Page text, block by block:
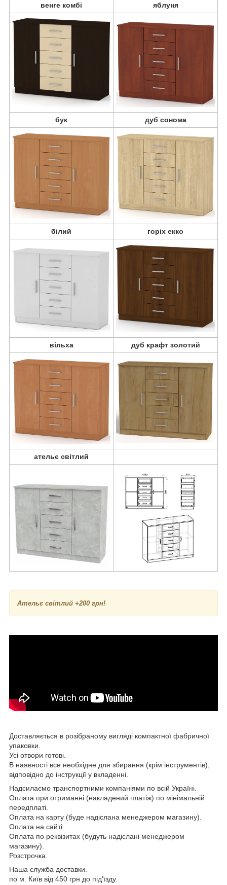
венге комбі яблуня
бук дуб сонома
білий горіх екко
вільха дуб крафт золотий
ательє світлий
Ательє світлий +200 грн!
Доставляється в розібраному вигляді компактної фабричної
упаковки.
Усі отвори готові.
В наявності все необхідне для збирання (крім інструментів),
відповідно до інструкції у вкладенні.
Надсилаємо транспортними компаніями по всій Україні.
Оплата при отриманні (накладений платіж) по мінімальній
передплаті.
Оплата на карту (буде надіслана менеджером магазину).
Оплата на сайті.
Оплата по реквізитах (будуть надіслані менеджером
магазину).
Розстрочка.
Наша служба доставки.
по м. Київ від 450 грн до під'їзду.